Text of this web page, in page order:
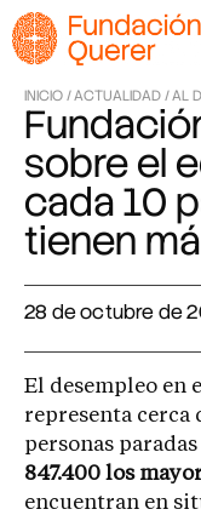
INICIO /ACTUALIDAD /AL
sobre el
cada 10
tienen
28 de octubre de
El desempleo en
representa cerca
personas
847.400 los
encuentran en